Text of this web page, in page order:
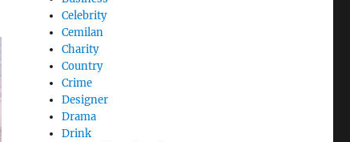
Celebrity
Cemilan
Charity
Country
Crime
Designer
Drama
Drink